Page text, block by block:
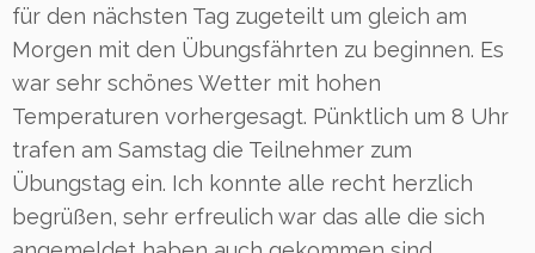
für den nächsten Tag zugeteilt um gleich am
Morgen mit den Übungsfährten zu beginnen. Es
war sehr schönes Wetter mit hohen
Temperaturen vorhergesagt. Pünktlich um 8 Uhr
trafen am Samstag die Teilnehmer zum
Übungstag ein. Ich konnte alle recht herzlich
begrüßen, sehr erfreulich war das alle die sich